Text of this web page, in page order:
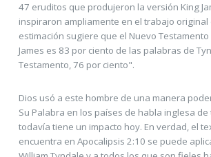
47 eruditos que produjeron la versión King
inspiraron ampliamente en el trabajo original
estimación sugiere que el Nuevo
James es 83 por ciento de las palabras de
Testamento, 76 por ciento".
Dios usó a este hombre de una manera
Su Palabra en los países de habla inglesa
todavía tiene un impacto hoy. En verdad, el
encuentra en Apocalipsis 2:10 se puede